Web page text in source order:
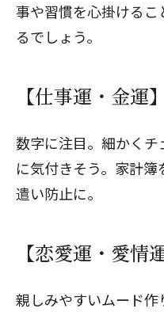
事や習慣を心掛ける
るでしょう。
【仕事運・金運
数字に注目。細かく
に気付きそう。家計
遣い防止に。
【恋愛運・愛情
親しみやすいムード